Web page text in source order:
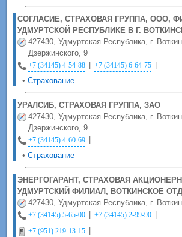
СОГЛАСИЕ, СТРАХОВАЯ ГРУППА, ООО,
УДМУРТСКОЙ РЕСПУБЛИКЕ В Г.
427430, Удмуртская Республика, г.
Дзержинского, 9
+7 (34145) 4-54-88 +7 (34145) 6-64-75
• Страхование
УРАЛСИБ, СТРАХОВАЯ ГРУППА, ЗАО
427430, Удмуртская Республика, г.
Дзержинского, 9
+7 (34145) 4-60-69
• Страхование
ЭНЕРГОГАРАНТ, СТРАХОВАЯ
УДМУРТСКИЙ ФИЛИАЛ, ВОТКИНСКОЕ
427430, Удмуртская Республика, г.
+7 (34145) 5-65-00 +7 (34145) 2-99-90
+7 (951) 219-13-15